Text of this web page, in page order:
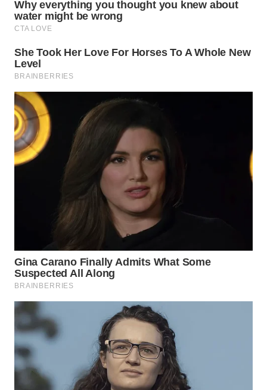
WN
WN
CIREBON
WN
INDRAMAYU
WN
MAJALENGKA
SUBANG
WN
SUKABUMI
WN
PURWAKARTA
WN